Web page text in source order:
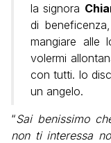
la signora
di
mangiare alle
volermi
con tutti. Io
un angelo.
“Sai benissimo
non ti interessa